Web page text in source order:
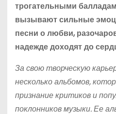
трогательными
вызывают сильные
песни о любви,
надежде доходят до
За свою творческую
несколько альбомов,
признание критиков и
поклонников музыки. Ее